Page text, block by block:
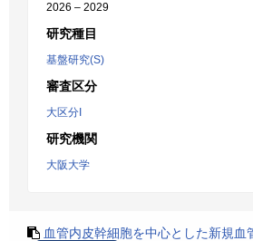
2026 – 2029
研究種目
基盤研究(S)
審査区分
大区分I
研究機関
大阪大学
血管内皮幹細胞を中心とした新規血